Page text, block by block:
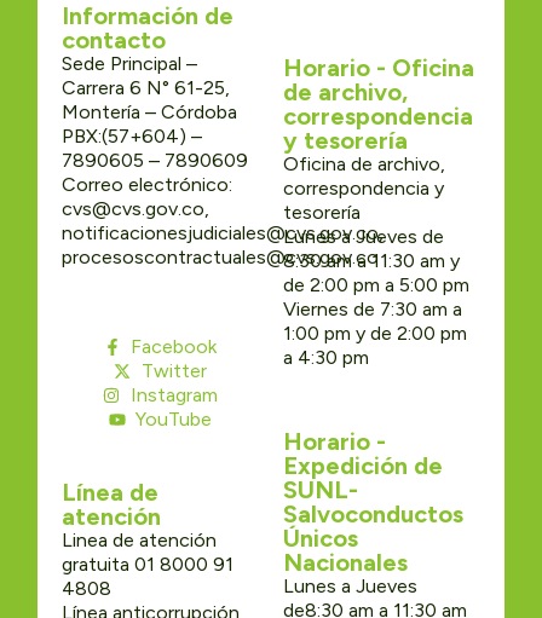
Información de
contacto
Sede Principal –
Carrera 6 N° 61-25,
Montería – Córdoba
PBX:(57+604) –
7890605 – 7890609
Correo electrónico:
cvs@cvs.gov.co,
notificacionesjudiciales@cvs.gov.co,
procesoscontractuales@cvs.gov.co
Facebook
Twitter
Instagram
YouTube
Línea de
atención
Linea de atención
gratuita 01 8000 91
4808
Línea anticorrupción
Horario - Oficina
de archivo,
correspondencia
y tesorería
Oficina de archivo,
correspondencia y
tesorería
Lunes a Jueves de
8:30 am a 11:30 am y
de 2:00 pm a 5:00 pm
Viernes de 7:30 am a
1:00 pm y de 2:00 pm
a 4:30 pm
Horario -
Expedición de
SUNL-
Salvoconductos
Únicos
Nacionales
Lunes a Jueves
de8:30 am a 11:30 am